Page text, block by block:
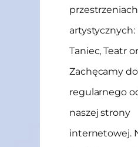
przestrzeniach
artystycznych:
Taniec, Teatr
Zachęcamy do
regularnego
naszej strony
internetowej.